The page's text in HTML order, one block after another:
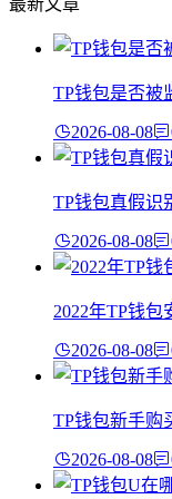
最新文章
TP钱包是否被
2026-08-08
TP钱包真假识
2026-08-08
2022年TP钱
2026-08-08
TP钱包新手购
2026-08-08